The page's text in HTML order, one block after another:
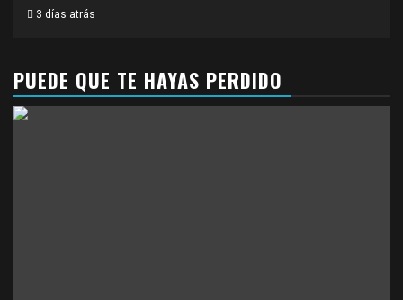
3 días atrás
PUEDE QUE TE HAYAS PERDIDO